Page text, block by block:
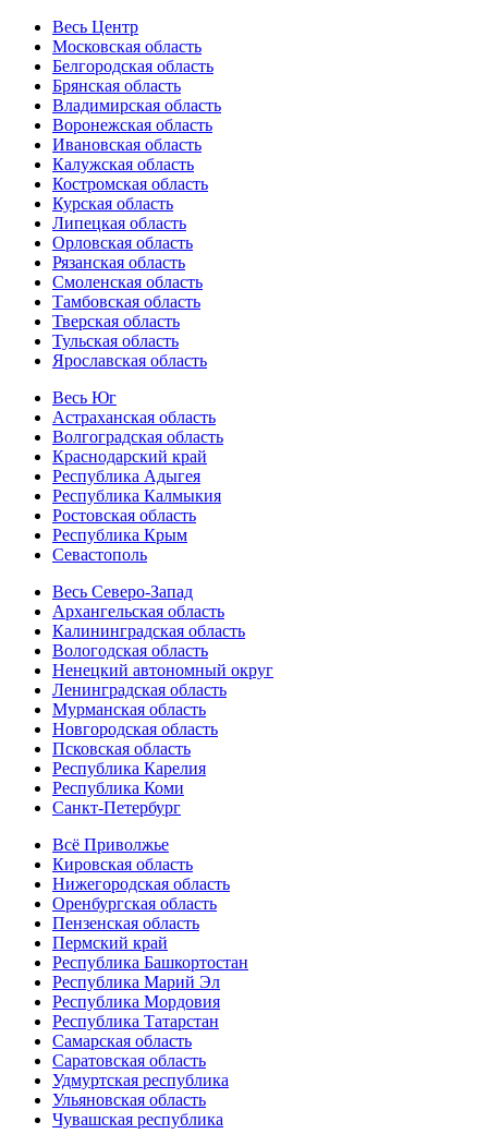
Весь Центр
Московская область
Белгородская область
Брянская область
Владимирская область
Воронежская область
Ивановская область
Калужская область
Костромская область
Курская область
Липецкая область
Орловская область
Рязанская область
Смоленская область
Тамбовская область
Тверская область
Тульская область
Ярославская область
Весь Юг
Астраханская область
Волгоградская область
Краснодарский край
Республика Адыгея
Республика Калмыкия
Ростовская область
Республика Крым
Севастополь
Весь Северо-Запад
Архангельская область
Калининградская область
Вологодская область
Ненецкий автономный округ
Ленинградская область
Мурманская область
Новгородская область
Псковская область
Республика Карелия
Республика Коми
Санкт-Петербург
Всё Приволжье
Кировская область
Нижегородская область
Оренбургская область
Пензенская область
Пермский край
Республика Башкортостан
Республика Марий Эл
Республика Мордовия
Республика Татарстан
Самарская область
Саратовская область
Удмуртская республика
Ульяновская область
Чувашская республика